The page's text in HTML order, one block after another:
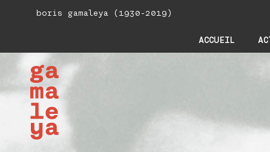
boris gamaleya (1930-2019)
ACCUEIL